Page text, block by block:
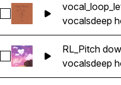
Sélectionnez
vocalsdeep
Sélectionnez RL_Pitch
RL_Pitch
vocalsdeep